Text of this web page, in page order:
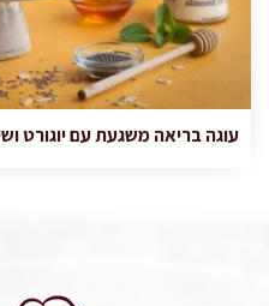
עוגה בריאה משגעת עם יוגורט